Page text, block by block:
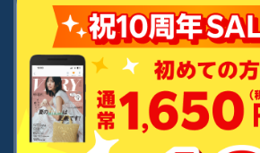
3カ月プラン
月あたり
約495 円
（税込）